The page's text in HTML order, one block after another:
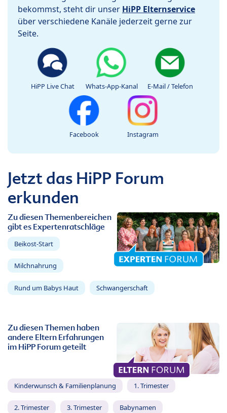
bekommst, steht dir unser HiPP Elternservice
über verschiedene Kanäle jederzeit gerne zur
Seite.
HiPP Live Chat Whats-App-Kanal E-Mail / Telefon
Facebook Instagram
Jetzt das HiPP Forum
erkunden
Zu diesen Themenbereichen
gibt es Expertenratschläge
Beikost-Start
Milchnahrung
Rund um Babys Haut Schwangerschaft
Zu diesen Themen haben
andere Eltern Erfahrungen
im HiPP Forum geteilt
Kinderwunsch & Familienplanung 1. Trimester
2. Trimester 3. Trimester Babynamen